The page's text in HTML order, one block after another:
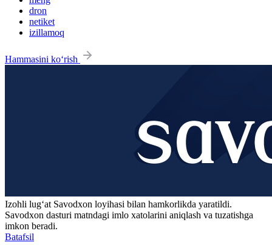
dron
netiket
izillamoq
Hammasini ko‘rish
Izohli lugʻat Savodxon loyihasi bilan hamkorlikda yaratildi.
Savodxon dasturi matndagi imlo xatolarini aniqlash va tuzatishga
imkon beradi.
Batafsil